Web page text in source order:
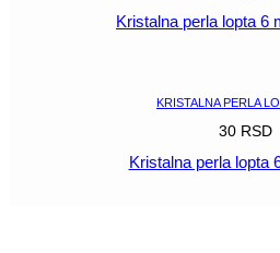
Kristalna perla lopta 6
KRISTALNA PERLA
30 RSD
Kristalna perla lopta